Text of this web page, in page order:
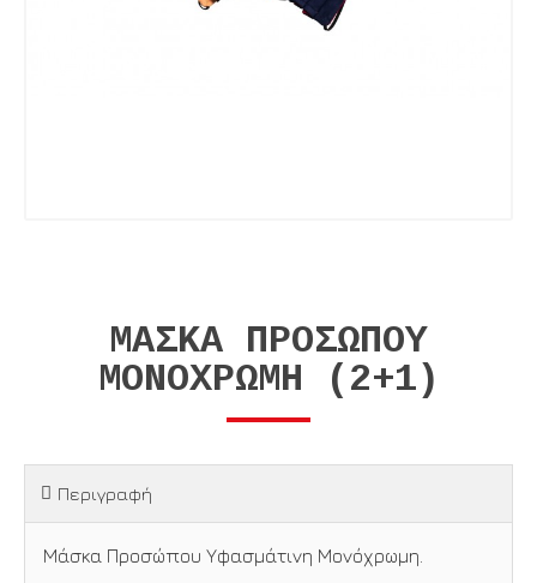
ΜΆΣΚΑ ΠΡΟΣΏΠΟΥ
ΜΟΝΌΧΡΩΜΗ (2+1)
Περιγραφή
Μάσκα Προσώπου Υφασμάτινη Μονόχρωμη.